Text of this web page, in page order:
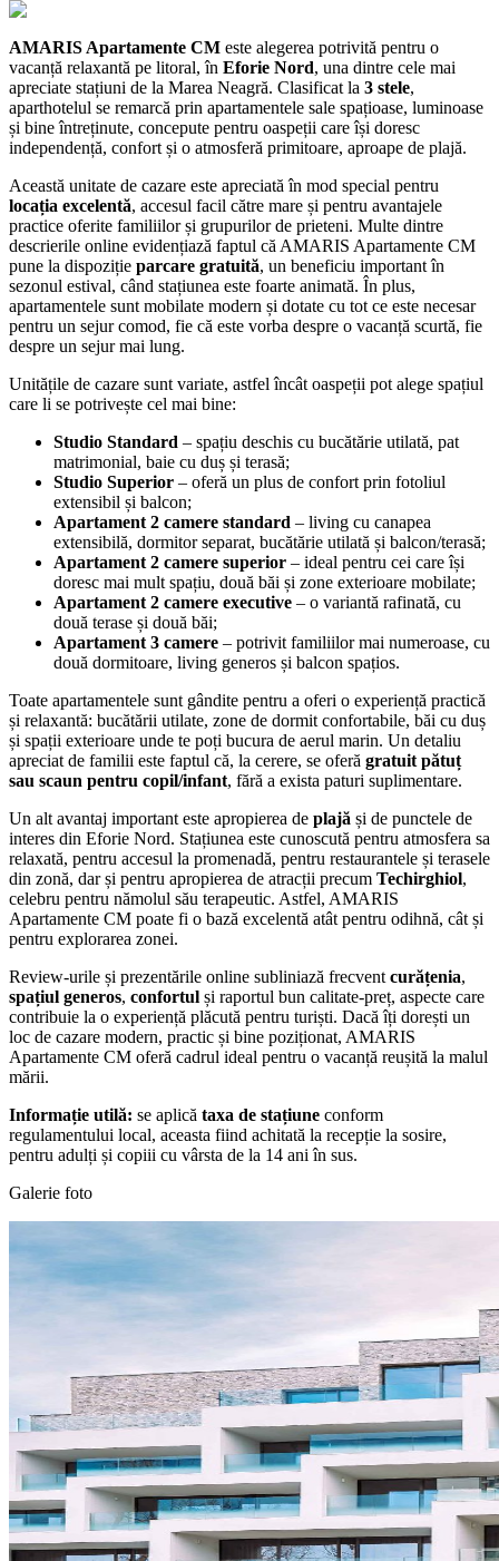
AMARIS Apartamente CM este alegerea potrivită pentru o
vacanță relaxantă pe litoral, în Eforie Nord, una dintre cele mai
apreciate stațiuni de la Marea Neagră. Clasificat la 3 stele,
aparthotelul se remarcă prin apartamentele sale spațioase, luminoase
și bine întreținute, concepute pentru oaspeții care își doresc
independență, confort și o atmosferă primitoare, aproape de plajă.
Această unitate de cazare este apreciată în mod special pentru
locația excelentă, accesul facil către mare și pentru avantajele
practice oferite familiilor și grupurilor de prieteni. Multe dintre
descrierile online evidențiază faptul că AMARIS Apartamente CM
pune la dispoziție parcare gratuită, un beneficiu important în
sezonul estival, când stațiunea este foarte animată. În plus,
apartamentele sunt mobilate modern și dotate cu tot ce este necesar
pentru un sejur comod, fie că este vorba despre o vacanță scurtă, fie
despre un sejur mai lung.
Unitățile de cazare sunt variate, astfel încât oaspeții pot alege spațiul
care li se potrivește cel mai bine:
Studio Standard – spațiu deschis cu bucătărie utilată, pat
matrimonial, baie cu duș și terasă;
Studio Superior – oferă un plus de confort prin fotoliul
extensibil și balcon;
Apartament 2 camere standard – living cu canapea
extensibilă, dormitor separat, bucătărie utilată și balcon/terasă;
Apartament 2 camere superior – ideal pentru cei care își
doresc mai mult spațiu, două băi și zone exterioare mobilate;
Apartament 2 camere executive – o variantă rafinată, cu
două terase și două băi;
Apartament 3 camere – potrivit familiilor mai numeroase, cu
două dormitoare, living generos și balcon spațios.
Toate apartamentele sunt gândite pentru a oferi o experiență practică
și relaxantă: bucătării utilate, zone de dormit confortabile, băi cu duș
și spații exterioare unde te poți bucura de aerul marin. Un detaliu
apreciat de familii este faptul că, la cerere, se oferă gratuit pătuț
sau scaun pentru copil/infant, fără a exista paturi suplimentare.
Un alt avantaj important este apropierea de plajă și de punctele de
interes din Eforie Nord. Stațiunea este cunoscută pentru atmosfera sa
relaxată, pentru accesul la promenadă, pentru restaurantele și terasele
din zonă, dar și pentru apropierea de atracții precum Techirghiol,
celebru pentru nămolul său terapeutic. Astfel, AMARIS
Apartamente CM poate fi o bază excelentă atât pentru odihnă, cât și
pentru explorarea zonei.
Review-urile și prezentările online subliniază frecvent curățenia,
spațiul generos, confortul și raportul bun calitate-preț, aspecte care
contribuie la o experiență plăcută pentru turiști. Dacă îți dorești un
loc de cazare modern, practic și bine poziționat, AMARIS
Apartamente CM oferă cadrul ideal pentru o vacanță reușită la malul
mării.
Informație utilă: se aplică taxa de stațiune conform
regulamentului local, aceasta fiind achitată la recepție la sosire,
pentru adulți și copiii cu vârsta de la 14 ani în sus.
Galerie foto